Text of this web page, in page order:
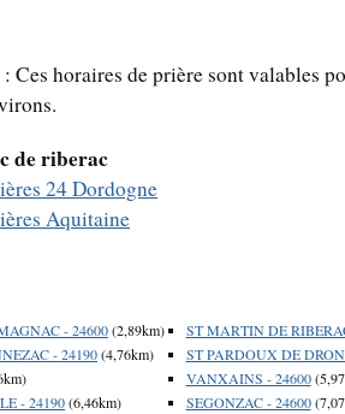
Ces horaires de prière sont valables
de riberac
24 Dordogne
Aquitaine
- 24600(2,89km)
- 24190(4,76km)
- 24190(6,46km)
ST MARTIN DE
ST PARDOUX DE
VANXAINS - 24600
SEGONZAC - 24600